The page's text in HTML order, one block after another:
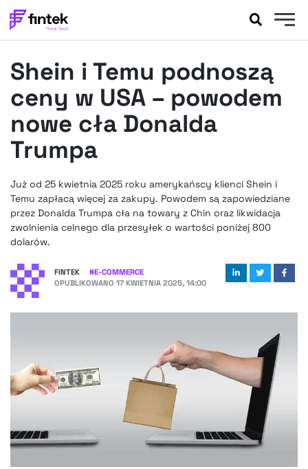
BANKOWOŚĆ
FELIETONY
WYWIADY
LEGAL
FINTEKEXTRA
OKIEM EKSPERTA
Shein i Temu podnoszą
ceny w USA – powodem
nowe cła Donalda
Trumpa
Już od 25 kwietnia 2025 roku amerykańscy klienci Shein i
Temu zapłacą więcej za zakupy. Powodem są zapowiedziane
przez Donalda Trumpa cła na towary z Chin oraz likwidacja
zwolnienia celnego dla przesyłek o wartości poniżej 800
dolarów.
FINTEK #E-COMMERCE
OPUBLIKOWANO 17 KWIETNIA 2025, 14:00